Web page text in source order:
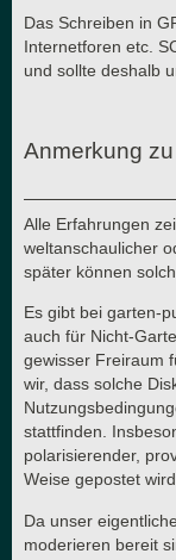
Das Schreiben in
Internetforen etc.
und sollte deshalb
Anmerkung
Alle Erfahrungen
weltanschaulicher
später können
Es gibt bei garten-
auch für Nicht-
gewisser Freiraum
wir, dass solche
stattfinden.
polarisierender,
Weise gepostet
Da unser
moderieren bereit